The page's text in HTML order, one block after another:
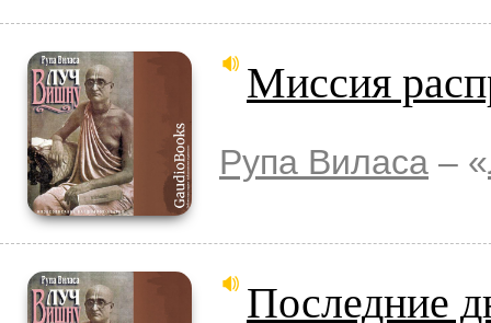
Миссия
Рупа Виласа – «
Последние